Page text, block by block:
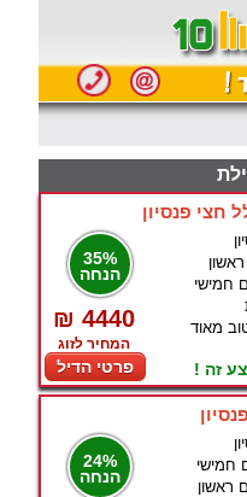
35%
הנחה
₪ 4440
המחיר לזוג
פרטי הדיל
מאוד
זה !
24%
הנחה